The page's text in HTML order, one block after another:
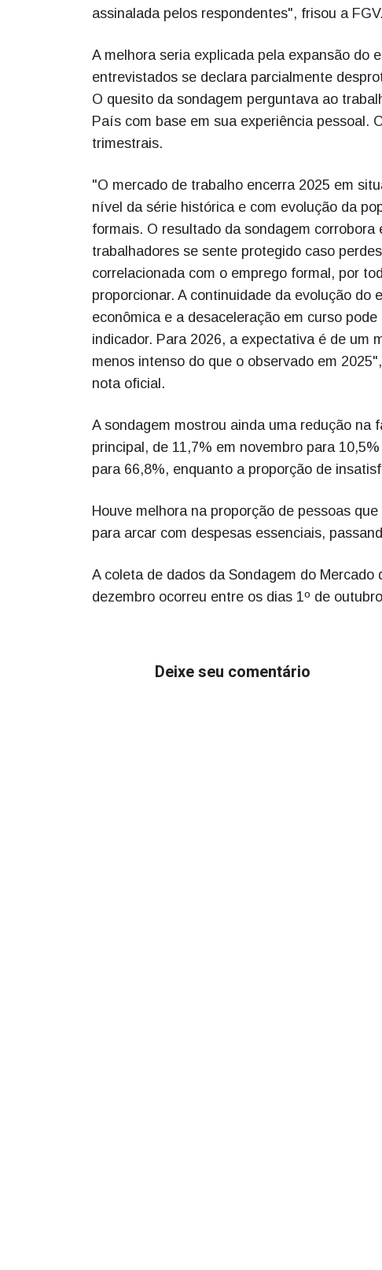
assinalada pelos respondentes", frisou a FGV.
A melhora seria explicada pela expansão do
entrevistados se declara parcialmente
O quesito da sondagem perguntava ao
País com base em sua experiência pessoal.
trimestrais.
"O mercado de trabalho encerra 2025 em
nível da série histórica e com evolução da
formais. O resultado da sondagem
trabalhadores se sente protegido caso
correlacionada com o emprego formal, por
proporcionar. A continuidade da evolução
econômica e a desaceleração em curso
indicador. Para 2026, a expectativa é de um
menos intenso do que o observado em
nota oficial.
A sondagem mostrou ainda uma redução
principal, de 11,7% em novembro para
para 66,8%, enquanto a proporção de
Houve melhora na proporção de pessoas
para arcar com despesas essenciais,
A coleta de dados da Sondagem do
dezembro ocorreu entre os dias 1º de
Deixe seu comentário